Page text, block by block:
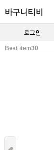
바구니티비
로그인
Best item30